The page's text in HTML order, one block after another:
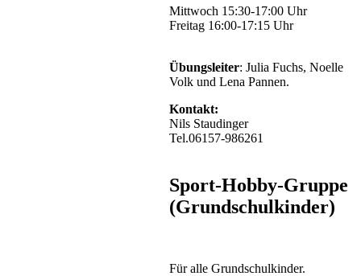
Mittwoch 15:30-17:00 Uhr
Freitag 16:00-17:15 Uhr
Übungsleiter: Julia Fuchs, Noelle
Volk und Lena Pannen.
Kontakt:
Nils Staudinger
Tel.06157-986261
Sport-Hobby-Gruppe
(Grundschulkinder)
Für alle Grundschulkinder.